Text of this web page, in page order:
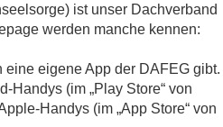
ist unser Dachverband
werden manche kennen:
eine eigene App der DAFEG gibt.
Handys (im „Play Store“ von
Handys (im „App Store“ von